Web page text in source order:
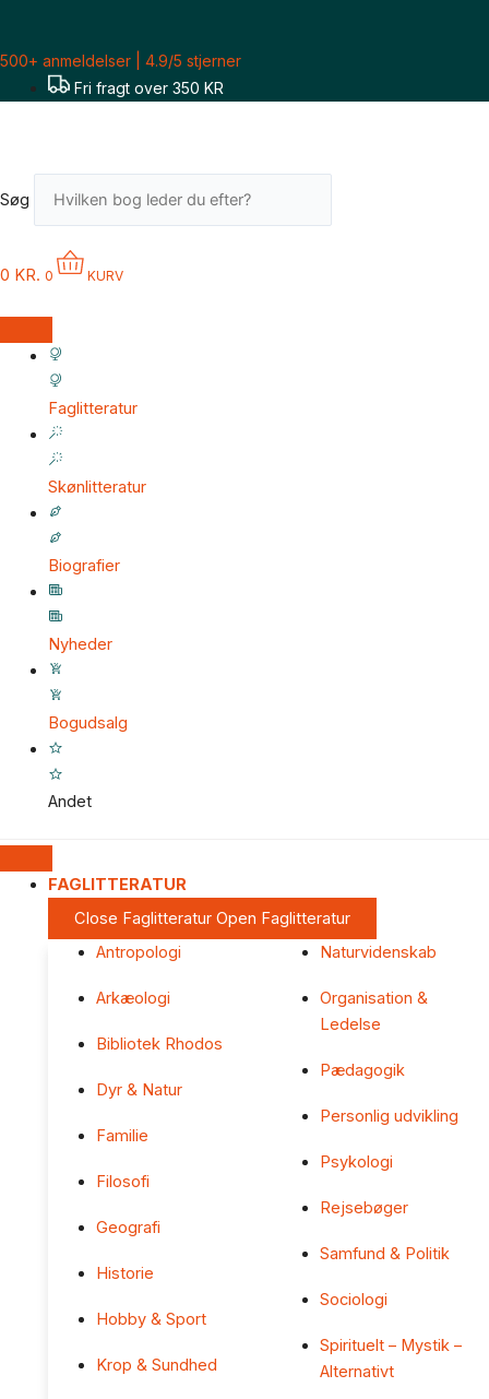
indholdet
500+ anmeldelser | 4.9/5 stjerner
Fri fragt over 350 KR
Søg
0 KR. 0 KURV
Faglitteratur
Skønlitteratur
Biografier
Nyheder
Bogudsalg
Andet
FAGLITTERATUR
Close Faglitteratur Open Faglitteratur
Antropologi
Arkæologi
Bibliotek Rhodos
Dyr & Natur
Familie
Filosofi
Geografi
Historie
Hobby & Sport
Krop & Sundhed
Naturvidenskab
Organisation &
Ledelse
Pædagogik
Personlig udvikling
Psykologi
Rejsebøger
Samfund & Politik
Sociologi
Spirituelt – Mystik –
Alternativt